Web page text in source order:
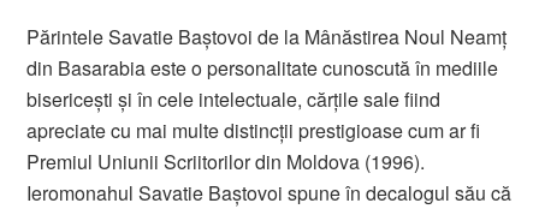
Părintele Savatie Baştovoi de la Mânăstirea Noul Neamţ
din Basarabia este o personalitate cunoscută în mediile
bisericeşti şi în cele intelectuale, cărţile sale fiind
apreciate cu mai multe distincţii prestigioase cum ar fi
Premiul Uniunii Scriitorilor din Moldova (1996).
Ieromonahul Savatie Baştovoi spune în decalogul său că